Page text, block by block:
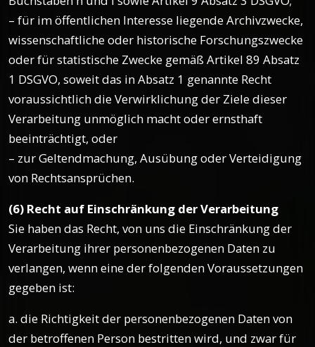
– für im öffentlichen Interesse liegende Archivzwecke,
wissenschaftliche oder historische Forschungszwecke
oder für statistische Zwecke gemäß Artikel 89 Absatz
1 DSGVO, soweit das in Absatz 1 genannte Recht
voraussichtlich die Verwirklichung der Ziele dieser
Verarbeitung unmöglich macht oder ernsthaft
beeinträchtigt, oder
– zur Geltendmachung, Ausübung oder Verteidigung
von Rechtsansprüchen.
(6) Recht auf Einschränkung der Verarbeitung
Sie haben das Recht, von uns die Einschränkung der
Verarbeitung ihrer personenbezogenen Daten zu
verlangen, wenn eine der folgenden Voraussetzungen
gegeben ist:
a. die Richtigkeit der personenbezogenen Daten von
der betroffenen Person bestritten wird, und zwar für